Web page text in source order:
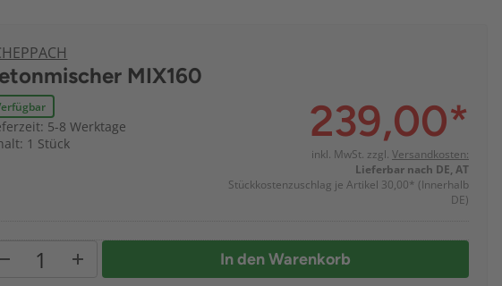
MIX160
5-8 Werktage
1 Stück
239,00*
inkl. MwSt. zzgl. Versandkosten:
Lieferbar nach DE, AT
Stückkostenzuschlag je Artikel 30,00* (Innerhalb
DE)
In den Warenkorb